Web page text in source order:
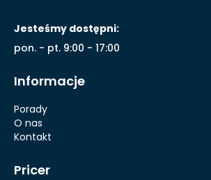
Jesteśmy dostępni:
pon. - pt. 9:00 - 17:00
Informacje
Porady
O nas
Kontakt
Pricer